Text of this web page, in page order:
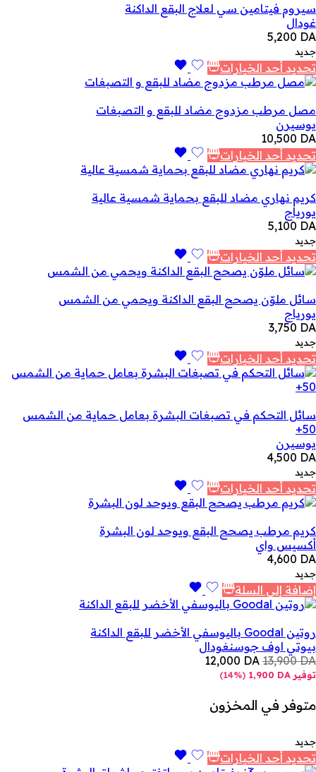
سيروم فيتامين سي لعلاج البقع الداكنة
غودال
5,200 DA
جديد
تحديد أحد الخيارات
مصل مرطب مزدوج مضاد للبقع و التصبغات
يوسيرن
10,500 DA
تحديد أحد الخيارات
كريم نهاري مضاد للبقع بحماية شمسية عالية
يورياج
5,100 DA
جديد
تحديد أحد الخيارات
سائل ملوّن يصحح البقع الداكنة ويحمي من الشمس
يورياج
3,750 DA
جديد
تحديد أحد الخيارات
سائل التحكم في تصبغات البشرة بعامل حماية من الشمس
50+
يوسيرن
4,500 DA
جديد
تحديد أحد الخيارات
كريم مرطب يصحح البقع ويوحد لون البشرة
أكسيس واي
4,600 DA
جديد
إضافة إلى السلة
روتين Goodal باليوسفي الأخضر للبقع الداكنة
بيوتي اوف جوسنغودال
13,900DA
12,000 DA
توفير 1,900 DA
(
14%
)
متوفر في المخزون
جديد
تحديد أحد الخيارات